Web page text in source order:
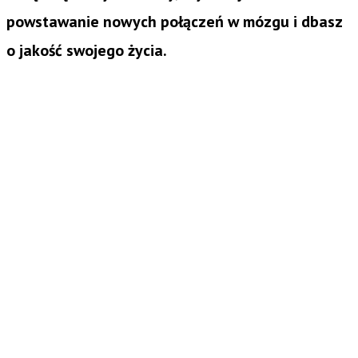
powstawanie nowych połączeń w mózgu i dbasz
o jakość swojego życia.